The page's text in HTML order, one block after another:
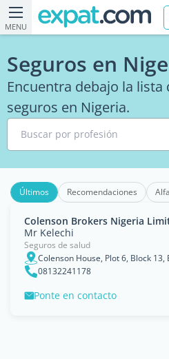
MENU
Seguros en
Encuentra debajo la
seguros en Nigeria.
Buscar por profesión
Últimos Recomendaciones
Colenson Brokers Nigeria
Mr Kelechi
Seguros de salud
08132241178
Ponte en contacto